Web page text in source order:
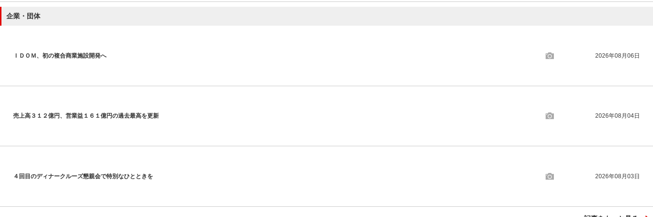
企業・団体
ＩＤＯＭ、初の複合商業施設開発へ 2026年08月06日
売上高３１２億円、営業益１６１億円の過去最高を更新 2026年08月04日
４回目のディナークルーズ懇親会で特別なひとときを 2026年08月03日